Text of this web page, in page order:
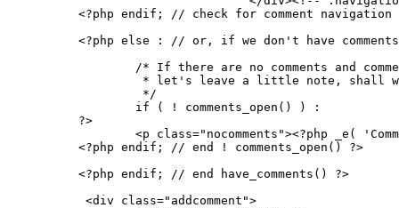
<?php endif; // check for comment navigation
<?php else : // or, if we don't have
?>
<?php endif; // end ! comments_open() ?>
<?php endif; // end have_comments() ?>
<div class="addcomment">